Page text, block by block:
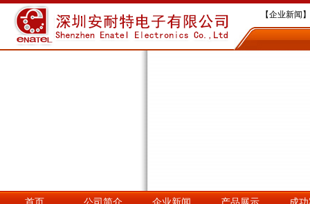
【企业新闻
【企业新闻
【企业新闻